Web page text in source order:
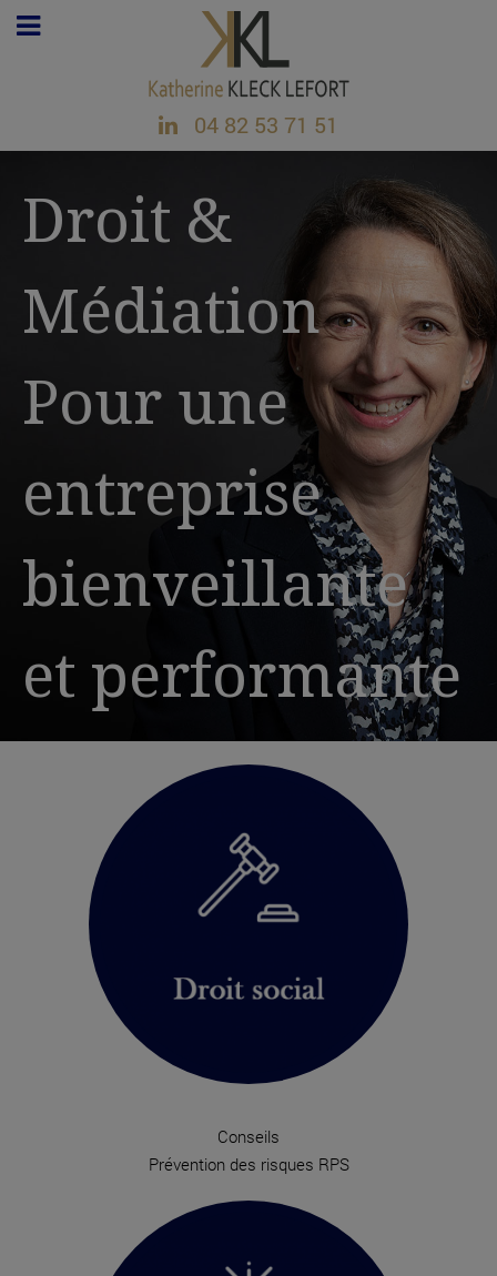
04 82 53 71 51
Droit &
Médiation
Pour une
entreprise
bienveillante
et performante
Conseils
Prévention des risques RPS